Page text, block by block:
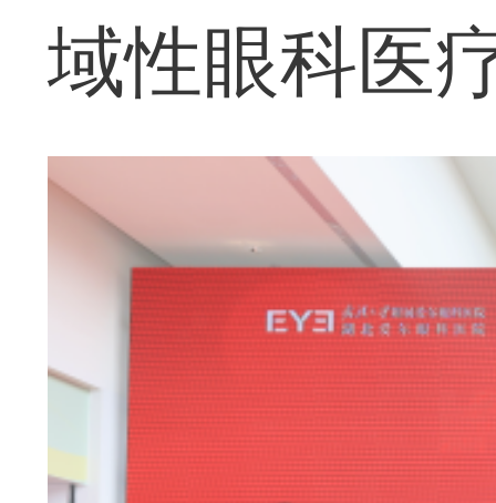
域性眼科医